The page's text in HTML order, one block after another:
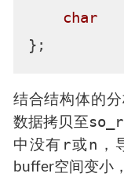
char
结合结构体的
数据拷贝至
中没有 r或n ，
buffer空间变小